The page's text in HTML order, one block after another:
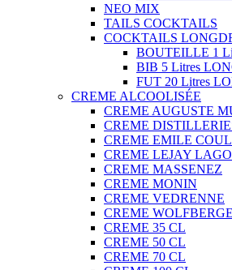
NEO MIX
TAILS COCKTAILS
COCKTAILS
BOUTEILLE 1
BIB 5 Litres
FUT 20 Litres
CREME ALCOOLISÉE
CREME AUGUSTE
CREME
CREME EMILE
CREME LEJAY
CREME MASSENEZ
CREME MONIN
CREME VEDRENNE
CREME
CREME 35 CL
CREME 50 CL
CREME 70 CL